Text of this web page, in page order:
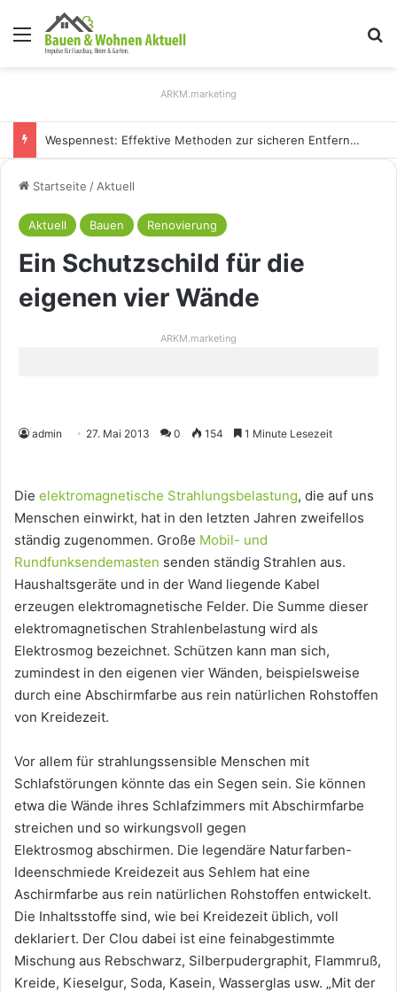
Menü
ARKM.marketing
Wespennest: Effektive Methoden zur sicheren Entfernung
Startseite / Aktuell
Aktuell Bauen Renovierung
Ein Schutzschild für die
eigenen vier Wände
ARKM.marketing
admin 27. Mai 2013 0 154 1 Minute Lesezeit
Die elektromagnetische Strahlungsbelastung, die auf uns
Menschen einwirkt, hat in den letzten Jahren zweifellos
ständig zugenommen. Große Mobil- und
Rundfunksendemasten senden ständig Strahlen aus.
Haushaltsgeräte und in der Wand liegende Kabel
erzeugen elektromagnetische Felder. Die Summe dieser
elektromagnetischen Strahlenbelastung wird als
Elektrosmog bezeichnet. Schützen kann man sich,
zumindest in den eigenen vier Wänden, beispielsweise
durch eine Abschirmfarbe aus rein natürlichen Rohstoffen
von Kreidezeit.
Vor allem für strahlungssensible Menschen mit
Schlafstörungen könnte das ein Segen sein. Sie können
etwa die Wände ihres Schlafzimmers mit Abschirmfarbe
streichen und so wirkungsvoll gegen
Elektrosmog abschirmen. Die legendäre Naturfarben-
Ideenschmiede Kreidezeit aus Sehlem hat eine
Aschirmfarbe aus rein natürlichen Rohstoffen entwickelt.
Die Inhaltsstoffe sind, wie bei Kreidezeit üblich, voll
deklariert. Der Clou dabei ist eine feinabgestimmte
Mischung aus Rebschwarz, Silberpudergraphit, Flammruß,
Kreide, Kieselgur, Soda, Kasein, Wasserglas usw. „Mit der